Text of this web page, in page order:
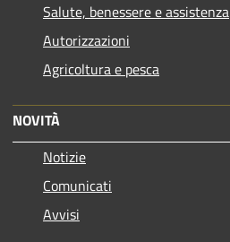
Salute, benessere e assistenza
Autorizzazioni
Agricoltura e pesca
NOVITÀ
Notizie
Comunicati
Avvisi